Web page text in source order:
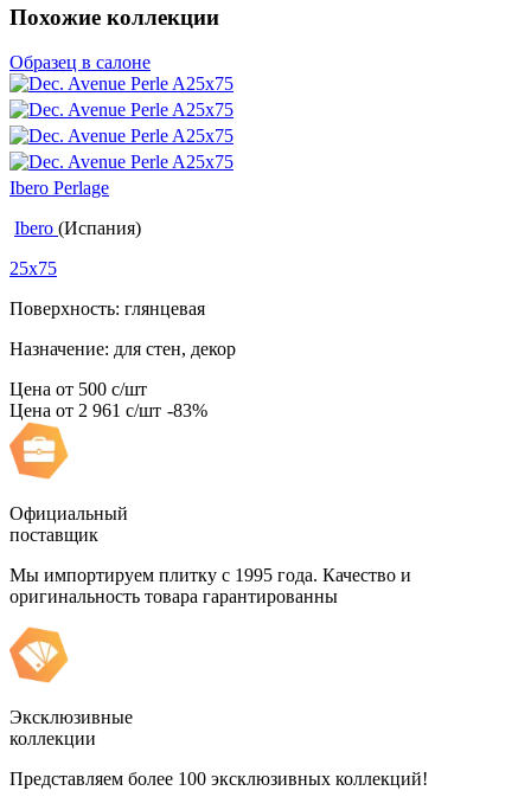
Похожие коллекции
Образец в салоне
Ibero Perlage
Ibero (Испания)
25x75
Поверхность: глянцевая
Назначение: для стен, декор
Цена от 500 c/шт
Цена от 2 961 c/шт -83%
Официальный
поставщик
Мы импортируем плитку с 1995 года. Качество и
оригинальность товара гарантированны
Эксклюзивные
коллекции
Представляем более 100 эксклюзивных коллекций!